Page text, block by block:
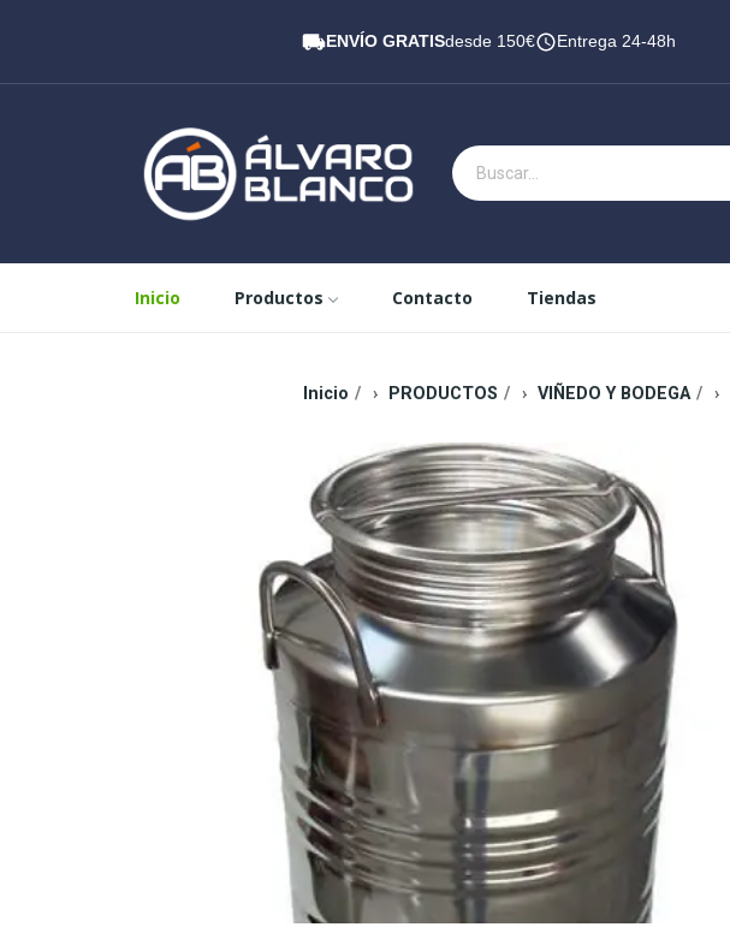
ENVÍO GRATISdesde 150€ Entrega 24-48h
Inicio Productos Contacto Tiendas
Inicio PRODUCTOS VIÑEDO Y BODEGA